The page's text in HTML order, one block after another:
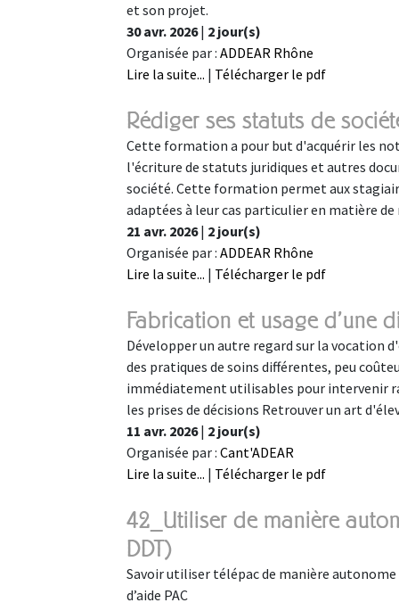
et son projet.
30 avr. 2026| 2 jour(s)
Organisée par : ADDEAR Rhône
Lire la suite... | Télécharger le pdf
Rédiger ses statuts de
Cette formation a pour but d'acquérir les
l'écriture de statuts juridiques et autres
société. Cette formation permet aux
adaptées à leur cas particulier en matière
21 avr. 2026| 2 jour(s)
Organisée par : ADDEAR Rhône
Lire la suite... | Télécharger le pdf
Fabrication et usage d'une
Développer un autre regard sur la vocation
des pratiques de soins différentes, peu
immédiatement utilisables pour intervenir
les prises de décisions Retrouver un art
11 avr. 2026| 2 jour(s)
Organisée par : Cant'ADEAR
Lire la suite... | Télécharger le pdf
42_Utiliser de manière
DDT)
Savoir utiliser télépac de manière
d’aide PAC